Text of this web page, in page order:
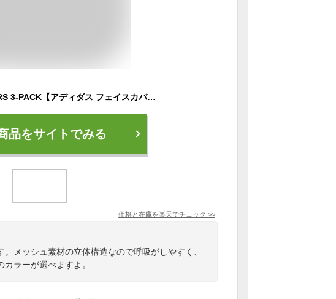
adidas FACE COVERS 3-PACK【アディダス フェイスカバー スポーツ マスク】【大人 子供 キッズ 男性 女性 男女兼用 メンズ レディース】【ブラック 黒 ホワイト 白 ブルー 青 レッド 赤】6 COLORS (同色3枚セット)
品をサイトでみる
価格と在庫を楽天でチェック >>
メッシュ素材の立体構造なので呼吸がしやすく、
ラーが選べますよ。